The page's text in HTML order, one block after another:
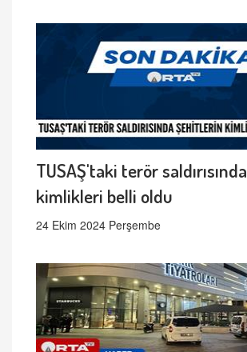
TUSAŞ'taki terör
kimlikleri belli oldu
24 Ekim 2024 Perşembe